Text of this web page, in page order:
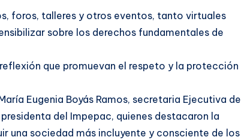
foros, talleres y otros eventos, tanto virtuales
sobre los derechos fundamentales de
que promuevan el respeto y la protección
Eugenia Boyás Ramos, secretaria Ejecutiva del
del Impepac, quienes destacaron la
una sociedad más incluyente y consciente de los